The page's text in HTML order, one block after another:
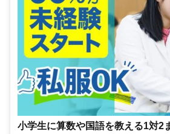
小学生に算数や国語を教える1対2